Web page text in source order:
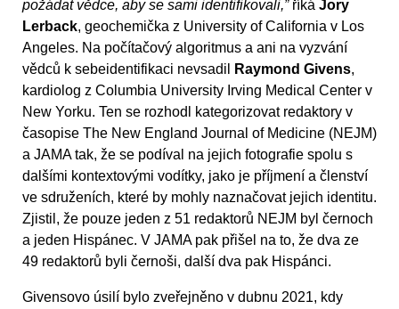
požádat vědce, aby se sami identifikovali,”říká Jory
Lerback, geochemička z University of California v Los
Angeles. Na počítačový algoritmus a ani na vyzvání
vědců k sebeidentifikaci nevsadil
Raymond Givens,
kardiolog z Columbia University Irving Medical Center v
New Yorku. Ten se rozhodl kategorizovat redaktory v
časopise The New England Journal of Medicine (NEJM)
a JAMA tak, že se podíval na jejich fotografie spolu s
dalšími kontextovými vodítky, jako je příjmení a členství
ve sdruženích, které by mohly naznačovat jejich identitu.
Zjistil, že pouze jeden z 51 redaktorů NEJM byl černoch
a jeden Hispánec. V JAMA pak přišel na to, že dva ze
49 redaktorů byli černoši, další dva pak Hispánci.
Givensovo úsilí bylo zveřejněno v dubnu 2021, kdy